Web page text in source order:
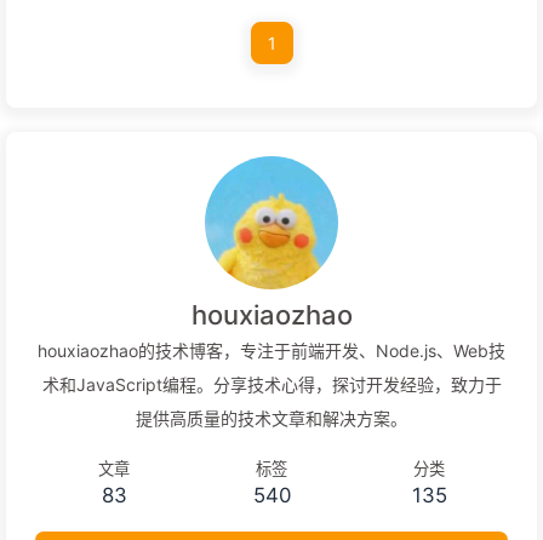
1
houxiaozhao
houxiaozhao的技术博客，专注于前端开发、Node.js、Web技
术和JavaScript编程。分享技术心得，探讨开发经验，致力于
提供高质量的技术文章和解决方案。
文章
83
标签
540
分类
135